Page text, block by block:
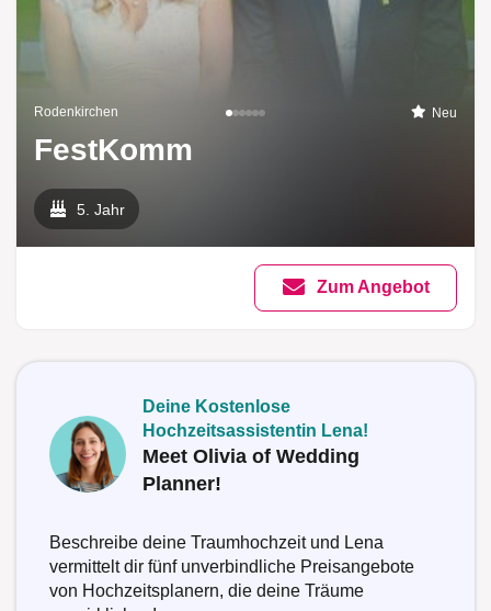
Rodenkirchen Neu
FestKomm
5. Jahr
Zum Angebot
Deine Kostenlose
Hochzeitsassistentin Lena!
Meet Olivia of Wedding
Planner!
Beschreibe deine Traumhochzeit und Lena
vermittelt dir fünf unverbindliche Preisangebote
von Hochzeitsplanern, die deine Träume